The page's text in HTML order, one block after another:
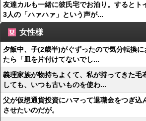
友達カルも一緒に彼氏宅でお泊り。するとト
3人の「ハァハァ」という声が...
女性様
夕飯中、子(2歳半)がぐずったので気分転換
たら「皿を片付けてないでし...
義理家族が物持ちよくて、私が持ってきた毛
しても、いつも古いものを使わ...
父が仮想通貨投資にハマって退職金をつぎ
させたいのだが。